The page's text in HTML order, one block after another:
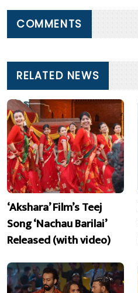
COMMENTS
RELATED NEWS
‘Akshara’ Film’s Teej
Song ‘Nachau Barilai’
Released (with video)